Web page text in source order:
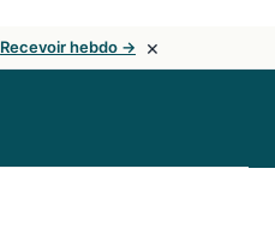
Recevoir hebdo → ×